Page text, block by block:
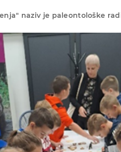
naziv je paleontološke